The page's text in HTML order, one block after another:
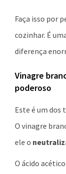
Faça isso por
cozinhar. É
diferença
Vinagre
poderoso
Este é um dos
O vinagre
ele o
O ácido